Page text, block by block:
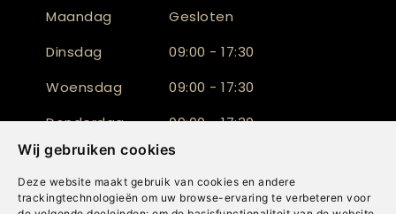
Wij gebruiken cookies
Deze website maakt gebruik van cookies en andere
trackingtechnologieën om uw browse-ervaring te verbeteren voor
Maandag
Gesloten
Dinsdag
09:00 - 17:30
Woensdag
09:00 - 17:30
Donderdag
09:00 - 17:30
Vrijdag
09:00 - 17:30
Zaterdag
09:30 - 17:00